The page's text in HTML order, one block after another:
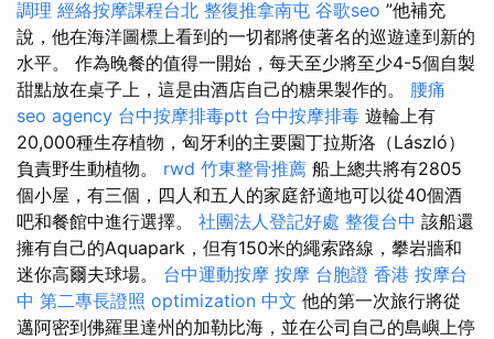
調理 經絡按摩課程台北 整復推拿南屯 谷歌seo ”他補充
說，他在海洋圖標上看到的一切都將使著名的巡遊達到新的
水平。 作為晚餐的值得一開始，每天至少將至少4-5個自製
甜點放在桌子上，這是由酒店自己的糖果製作的。 腰痛
seo agency 台中按摩排毒ptt 台中按摩排毒 遊輪上有
20,000種生存植物，匈牙利的主要園丁拉斯洛（László）
負責野生動植物。 rwd 竹東整骨推薦 船上總共將有2805
個小屋，有三個，四人和五人的家庭舒適地可以從40個酒
吧和餐館中進行選擇。 社團法人登記好處 整復台中 該船還
擁有自己的Aquapark，但有150米的繩索路線，攀岩牆和
迷你高爾夫球場。 台中運動按摩 按摩 台胞證 香港 按摩台
中 第二專長證照 optimization 中文 他的第一次旅行將從
邁阿密到佛羅里達州的加勒比海，並在公司自己的島嶼上停